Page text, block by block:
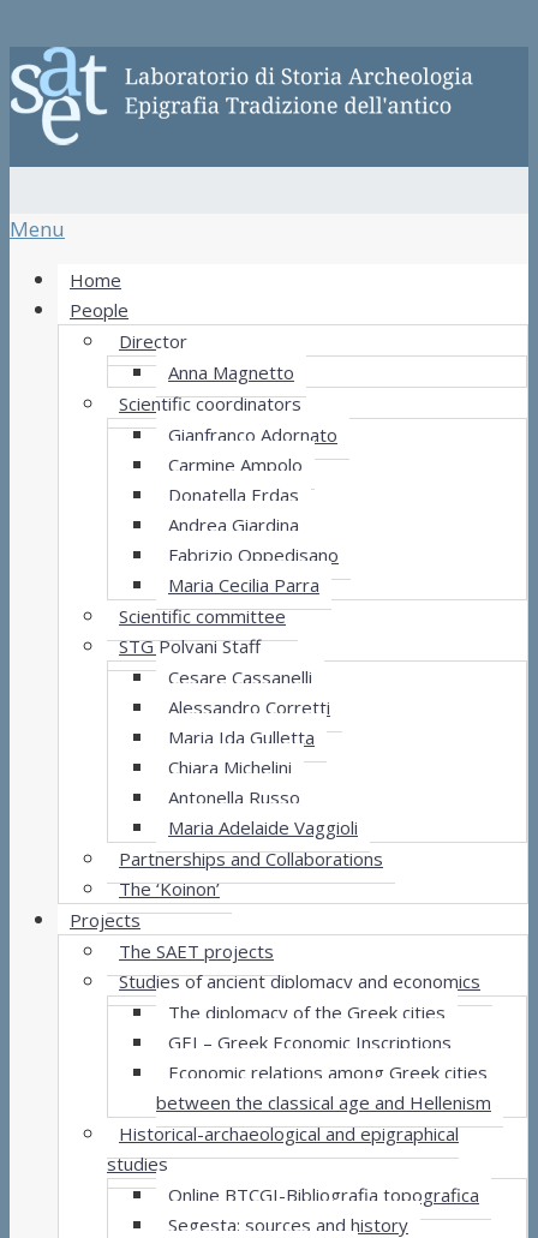
Menu
Home
People
Director
Anna Magnetto
Scientific coordinators
Gianfranco Adornato
Carmine Ampolo
Donatella Erdas
Andrea Giardina
Fabrizio Oppedisano
Maria Cecilia Parra
Scientific committee
STG Polvani Staff
Cesare Cassanelli
Alessandro Corretti
Maria Ida Gulletta
Chiara Michelini
Antonella Russo
Maria Adelaide Vaggioli
Partnerships and Collaborations
The ‘Koinon’
Projects
The SAET projects
Studies of ancient diplomacy and economics
The diplomacy of the Greek cities
GEI – Greek Economic Inscriptions
Economic relations among Greek cities
between the classical age and Hellenism
Historical-archaeological and epigraphical
studies
Online BTCGI-Bibliografia topografica
Segesta: sources and history